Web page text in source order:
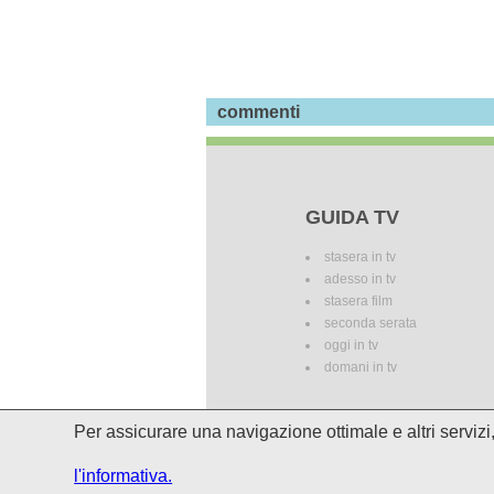
commenti
GUIDA TV
stasera in tv
adesso in tv
stasera film
seconda serata
oggi in tv
domani in tv
I palinsesti potrebbero subire
Per assicurare una navigazione ottimale e altri
l'informativa.